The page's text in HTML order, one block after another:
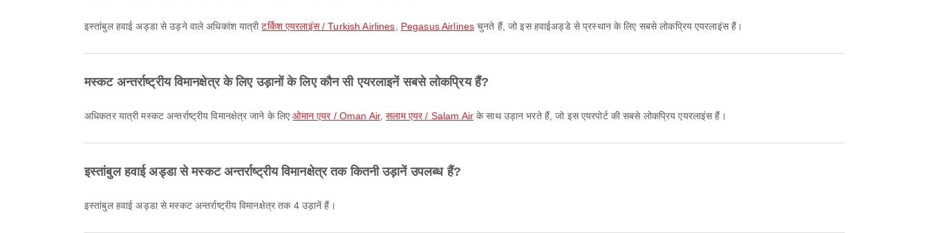
इस्तांबुल हवाई अड्डा से उड़ने वाले अधिकांश यात्रीटर्किश एयरलाइंस / Turkish Airlines Pegasus Airlines चुनते हैं, जो इस हवाईअड्डे से प्रस्थान के लिए सबसे लोकप्रिय एयरलाइंस हैं।
मस्कट अन्तर्राष्ट्रीय विमानक्षेत्र के लिए उड़ानों के लिए कौन सी एयरलाइनें सबसे लोकप्रिय हैं?
अधिकतर यात्री मस्कट अन्तर्राष्ट्रीय विमानक्षेत्र जाने के लिएओमान एयर / Oman Air,सलाम एयर / Salam Airके साथ उड़ान भरते हैं, जो इस एयरपोर्ट की सबसे लोकप्रिय एयरलाइंस हैं।
इस्तांबुल हवाई अड्डा से मस्कट अन्तर्राष्ट्रीय विमानक्षेत्र तक कितनी उड़ानें उपलब्ध हैं?
इस्तांबुल हवाई अड्डा से मस्कट अन्तर्राष्ट्रीय विमानक्षेत्र तक 4 उड़ानें हैं।